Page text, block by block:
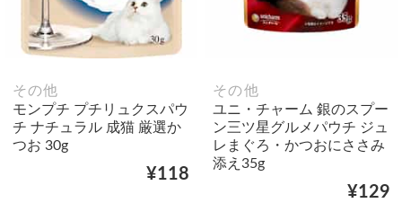
その他
モンプチ プチリュクスパウ
チ ナチュラル 成猫 厳選か
つお 30g
¥118
その他
ユニ・チャーム 銀のスプー
ン三ツ星グルメパウチ ジュ
レまぐろ・かつおにささみ
添え35g
¥129